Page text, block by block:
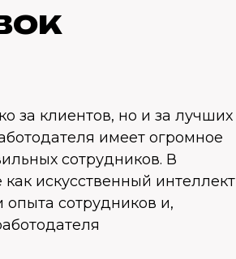
за клиентов, но и за лучших
имеет огромное
сотрудников. В
искусственный интеллект
сотрудников и,